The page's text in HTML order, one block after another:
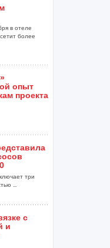
в отеле
более
опыт
проекта
три
...
с
и